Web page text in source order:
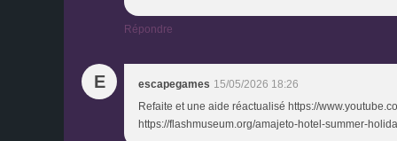
Répondre
E escapegames 15/05/2026 18:26
Refaite et une aide réactualisé https://
https://flashmuseum.org/amajeto-hotel-summer-